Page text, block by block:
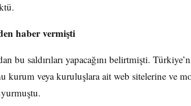
haber vermişti
bu saldırıları yapacağını belirtmişti.
kurum veya kuruluşlara ait web sitelerine ve